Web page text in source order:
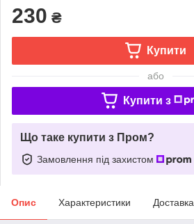
230 ₴
Купити
або
Купити з
Що таке купити з Пром?
Замовлення під захистом
Опис Характеристики Доставка